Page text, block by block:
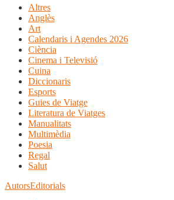
Altres
Anglès
Art
Calendaris i Agendes 2026
Ciència
Cinema i Televisió
Cuina
Diccionaris
Esports
Guies de Viatge
Literatura de Viatges
Manualitats
Multimèdia
Poesia
Regal
Salut
AutorsEditorials